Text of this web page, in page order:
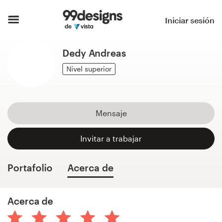
Iniciar sesión
Dedy Andreas
Nivel superior
Mensaje
Invitar a trabajar
Portafolio Acerca de
Acerca de
de
diseño